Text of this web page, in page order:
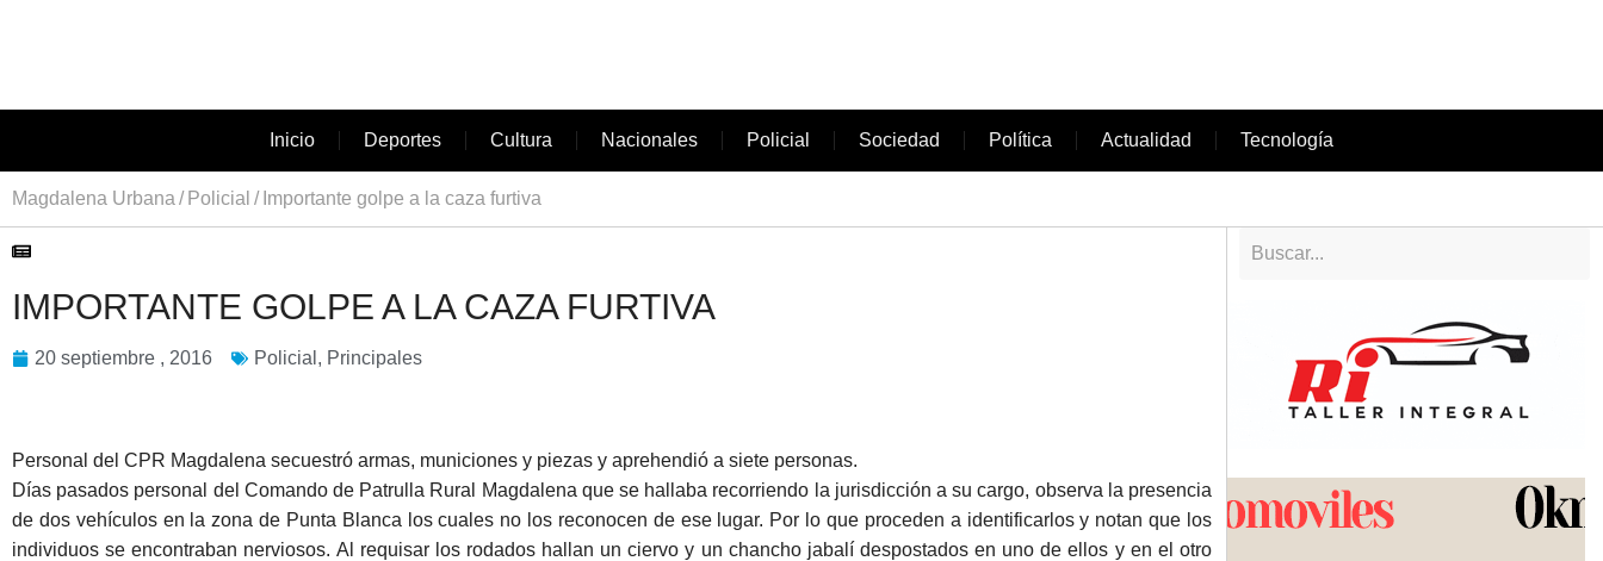
Inicio Deportes Cultura Nacionales Policial Sociedad Política Actualidad Tecnología
Magdalena Urbana Policial Importante golpe a la caza furtiva
IMPORTANTE GOLPE A LA CAZA FURTIVA
20 septiembre , 2016 Policial , Principales
Personal del CPR Magdalena secuestró armas, municiones y piezas y aprehendió a siete personas.
Días pasados personal del Comando de Patrulla Rural Magdalena que se hallaba recorriendo la jurisdicción a su cargo, observa la presencia
de dos vehículos en la zona de Punta Blanca los cuales no los reconocen de ese lugar. Por lo que proceden a identificarlos y notan que los
individuos se encontraban nerviosos. Al requisar los rodados hallan un ciervo y un chancho jabalí despostados en uno de ellos y en el otro